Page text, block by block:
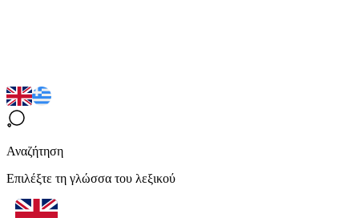
Αναζήτηση
Επιλέξτε τη γλώσσα του λεξικού